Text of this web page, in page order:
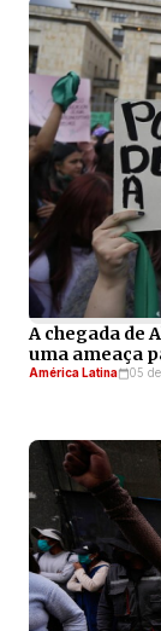
A chegada de
uma ameaça
América Latina 05